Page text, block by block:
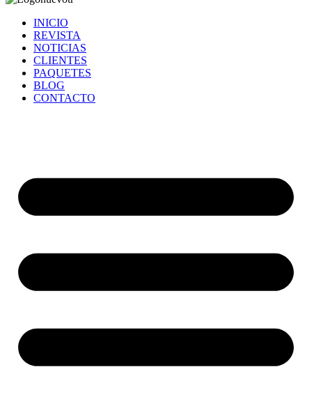
INICIO
REVISTA
NOTICIAS
CLIENTES
PAQUETES
BLOG
CONTACTO